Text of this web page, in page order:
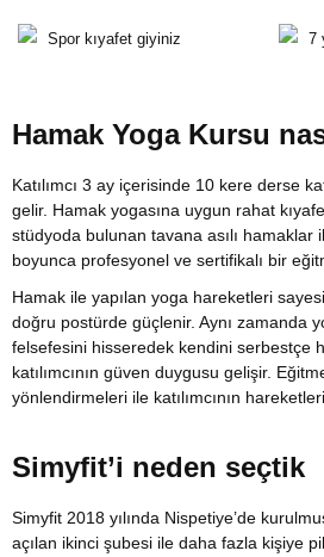
Spor kıyafet giyiniz 7
Hamak Yoga Kursu
Katılımcı 3 ay içerisinde 10 kere derse
gelir. Hamak yogasına uygun rahat
stüdyoda bulunan tavana asılı hamaklar
boyunca profesyonel ve sertifikalı bir
Hamak ile yapılan yoga hareketleri
doğru postürde güçlenir. Aynı zamanda
felsefesini hisseredek kendini serbestçe
katılımcının güven duygusu gelişir.
yönlendirmeleri ile katılımcının
Simyfit’i neden seçtik
Simyfit 2018 yılında Nispetiye’de
açılan ikinci şubesi ile daha fazla kişiye